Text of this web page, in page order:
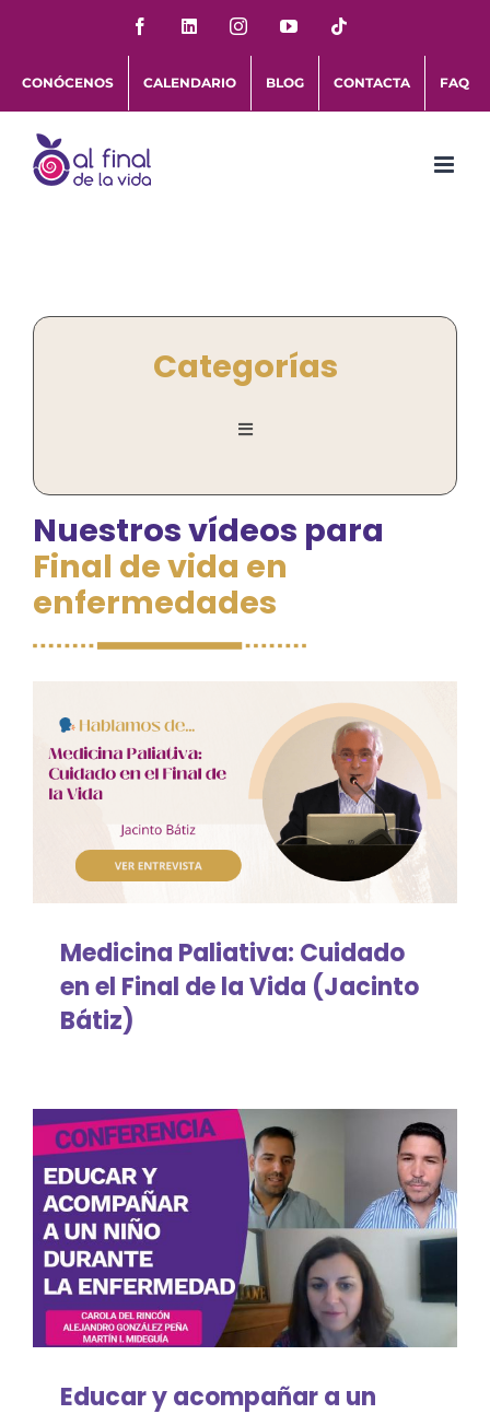
contenido
FacebookLinkedInInstagramYouTube
CONÓCENOS CALENDARIO BLOG CONTACTA FAQ
Categorías
Toggle
Familiares y cuidadores
Acompañamiento
Apoyo emocional
Compasión
Cuidados paliativos
Cuidados Paliativos pediátricos
Duelo en niños
Final de vida en enfermedades
Nuestros vídeos para
Final de vida en
enfermedades
Medicina Paliativa: Cuidado
en el Final de la Vida (Jacinto
Bátiz)
Educar y acompañar a un